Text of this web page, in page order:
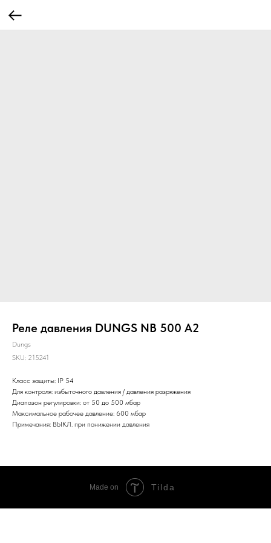
Реле давления DUNGS NB 500 A2
Dungs
SKU: 215241
Класс защиты: IP 54
Для контроля: избыточного давления / давления разряжения
Диапазон регулировки: от 50 до 500 мбар
Максимальное рабочее давление: 600 мбар
Примечания: ВЫКЛ. при понижении давления
Made on Tilda